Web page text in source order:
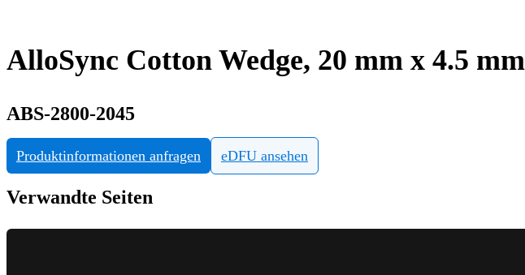
AlloSync Cotton Wedge, 20 mm x 4.5 mm
ABS-2800-2045
Produktinformationen anfragen eDFU ansehen
Verwandte Seiten